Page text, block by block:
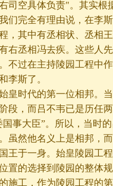
司空具体负责"。其实根
们完全有理由说，在李
，其中有丞相状、丞相
右丞相冯去疾。这些人
不过在主持陵园工程中
李斯了。
时代的第一位相邦。当
段，而吕不韦已是历任
国事大臣”。所以，当时
虽然他名义上是相邦，
王于一身。始皇陵园工
置的选择到陵园的整体
施工，作为陵园工程的